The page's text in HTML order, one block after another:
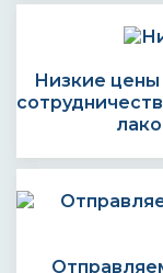
Низкие цены